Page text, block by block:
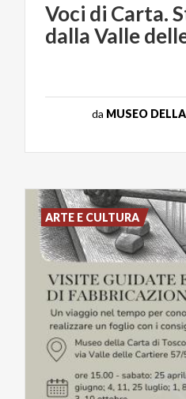
Voci di Carta.
dallaValle
da MUSEO
ARTE E CULTURA